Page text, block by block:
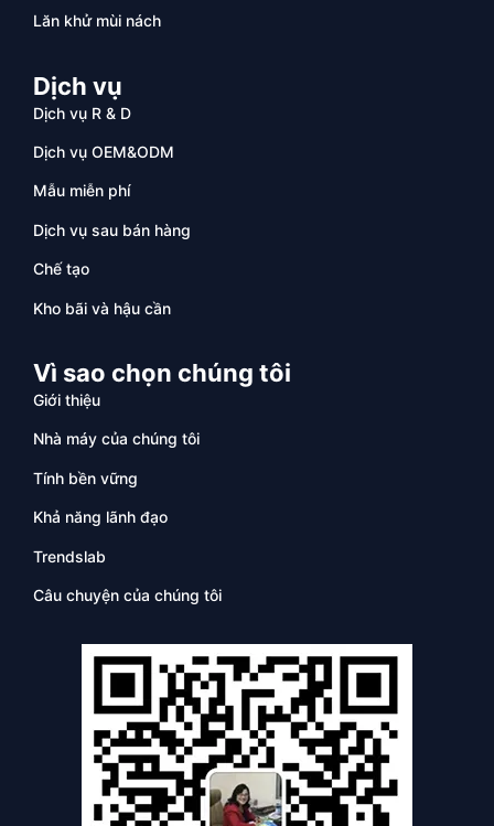
Lăn khử mùi nách
Dịch vụ
Dịch vụ R & D
Dịch vụ OEM&ODM
Mẫu miễn phí
Dịch vụ sau bán hàng
Chế tạo
Kho bãi và hậu cần
Vì sao chọn chúng tôi
Giới thiệu
Nhà máy của chúng tôi
Tính bền vững
Khả năng lãnh đạo
Trendslab
Câu chuyện của chúng tôi